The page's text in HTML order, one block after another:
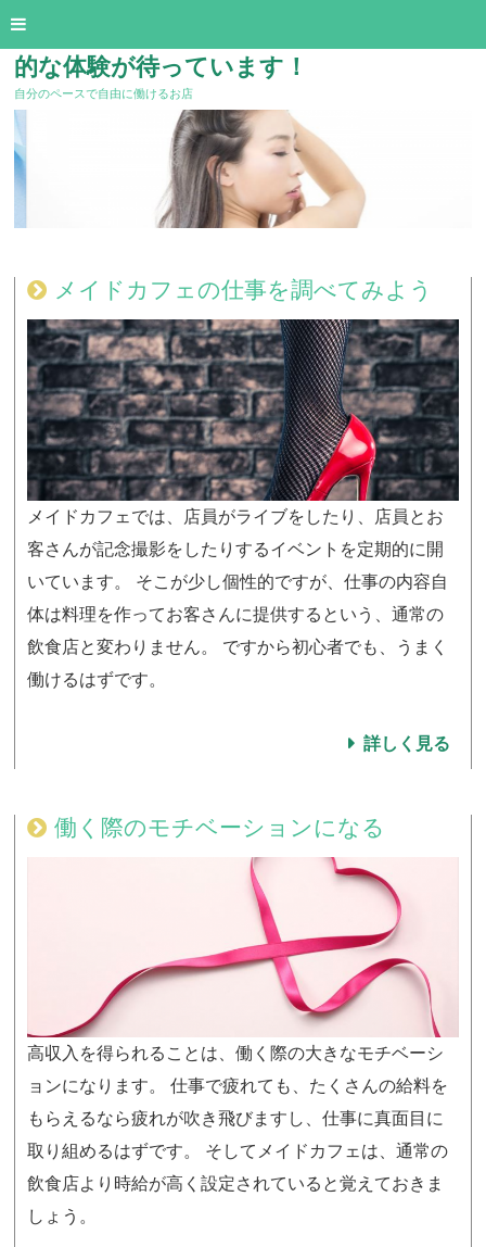
メイドカフェで働いてみませんか？刺激
的な体験が待っています！
自分のペースで自由に働けるお店
メイドカフェの仕事を調べてみよう
メイドカフェでは、店員がライブをしたり、店員とお
客さんが記念撮影をしたりするイベントを定期的に開
いています。 そこが少し個性的ですが、仕事の内容自
体は料理を作ってお客さんに提供するという、通常の
飲食店と変わりません。 ですから初心者でも、うまく
働けるはずです。
詳しく見る
働く際のモチベーションになる
高収入を得られることは、働く際の大きなモチベーシ
ョンになります。 仕事で疲れても、たくさんの給料を
もらえるなら疲れが吹き飛びますし、仕事に真面目に
取り組めるはずです。 そしてメイドカフェは、通常の
飲食店より時給が高く設定されていると覚えておきま
しょう。